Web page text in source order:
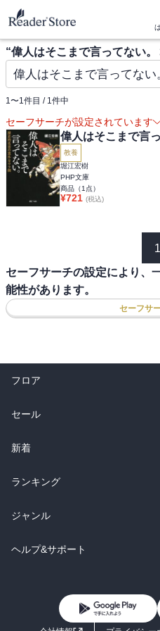
“偉人はそこまで言ってない。
1〜1件目 / 1件中
セーフサーチが設定されています
偉人はそこまで言
教養
堀江宏樹
PHP文庫
商品（1 点）
¥721 (税込)
1
セーフサーチの設定により、
能性があります。
セーフサ
フロア
総合
ラノベ
雑誌・グラビア
BL・TL
セール
総合
ラノベ
雑誌・グラビア
BL・TL
新着
総合
ラノベ
雑誌・グラビア
ランキング
総合
ラノベ
ジャンル
コミック
ライトノベル
ヘルプ&サポート
よくあるご質問